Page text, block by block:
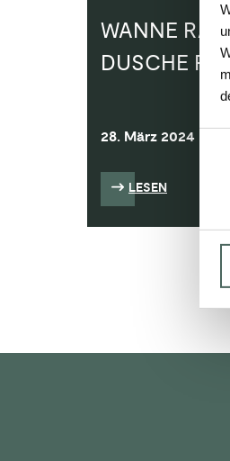
WANNE
DUSCHE
28. März 2024
LESEN